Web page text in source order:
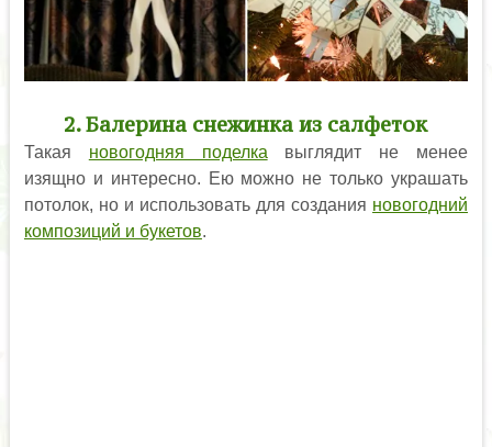
2. Балерина снежинка из салфеток
Такая новогодняя поделка выглядит не менее
изящно и интересно. Ею можно не только украшать
потолок, но и использовать для создания новогодний
композиций и букетов.